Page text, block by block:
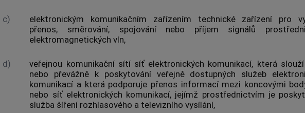
c) elektronickým komunikačním zařízením technické zařízení pro
přenos, směrování, spojování nebo příjem signálů
elektromagnetických vln,
d) veřejnou komunikační sítísíť elektronických komunikací, která
nebo převážně k poskytování veřejně dostupných služeb
komunikací a která podporuje přenos informací mezi koncovými
nebo síť elektronických komunikací, jejímž prostřednictvím je
služba šíření rozhlasového a televizního vysílání,